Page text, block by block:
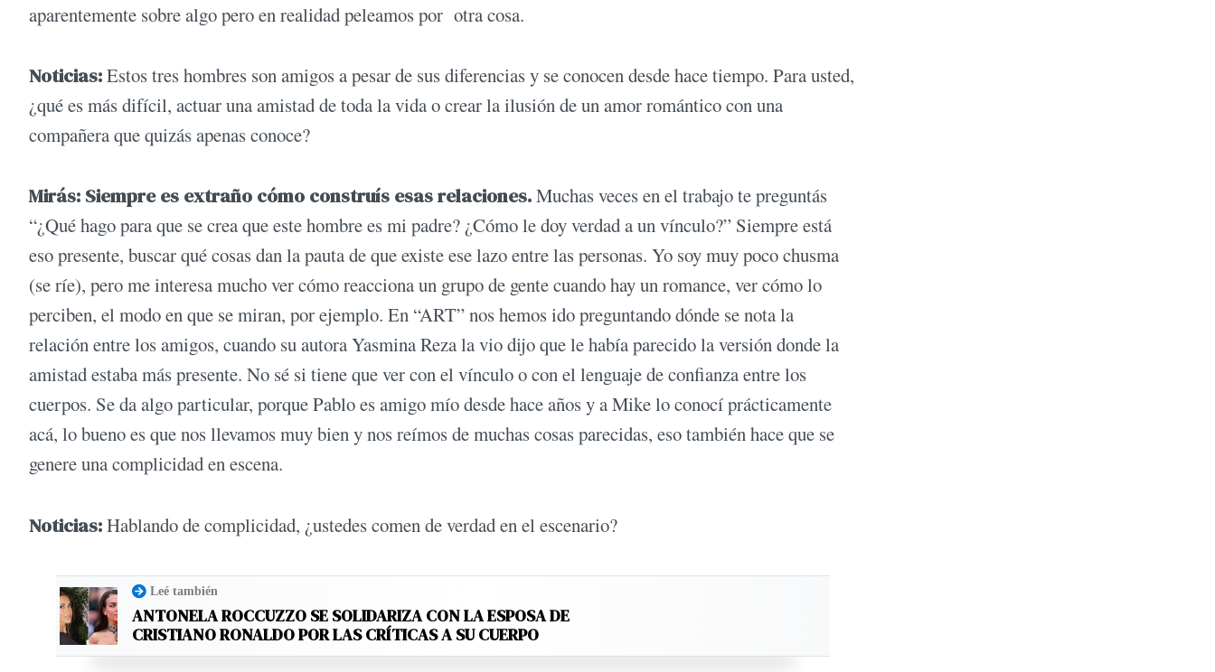
aparentemente sobre algo pero en realidad peleamos por otra cosa.
Noticias:Estos tres hombres son amigos a pesar de sus diferencias y se conocen desde hace tiempo. Para usted,
¿qué es más difícil, actuar una amistad de toda la vida o crear la ilusión de un amor romántico con una
compañera que quizás apenas conoce?
Mirás: Siempre es extraño cómo construís esas relaciones.Muchas veces en el trabajo te preguntás
“¿Qué hago para que se crea que este hombre es mi padre? ¿Cómo le doy verdad a un vínculo?” Siempre está
eso presente, buscar qué cosas dan la pauta de que existe ese lazo entre las personas. Yo soy muy poco chusma
(se ríe), pero me interesa mucho ver cómo reacciona un grupo de gente cuando hay un romance, ver cómo lo
perciben, el modo en que se miran, por ejemplo. En “ART” nos hemos ido preguntando dónde se nota la
relación entre los amigos, cuando su autora Yasmina Reza la vio dijo que le había parecido la versión donde la
amistad estaba más presente. No sé si tiene que ver con el vínculo o con el lenguaje de confianza entre los
cuerpos. Se da algo particular, porque Pablo es amigo mío desde hace años y a Mike lo conocí prácticamente
acá, lo bueno es que nos llevamos muy bien y nos reímos de muchas cosas parecidas, eso también hace que se
genere una complicidad en escena.
Noticias:Hablando de complicidad, ¿ustedes comen de verdad en el escenario?
Leé también
ANTONELA ROCCUZZO SE SOLIDARIZA CON LA ESPOSA DE
CRISTIANO RONALDO POR LAS CRÍTICAS A SU CUERPO